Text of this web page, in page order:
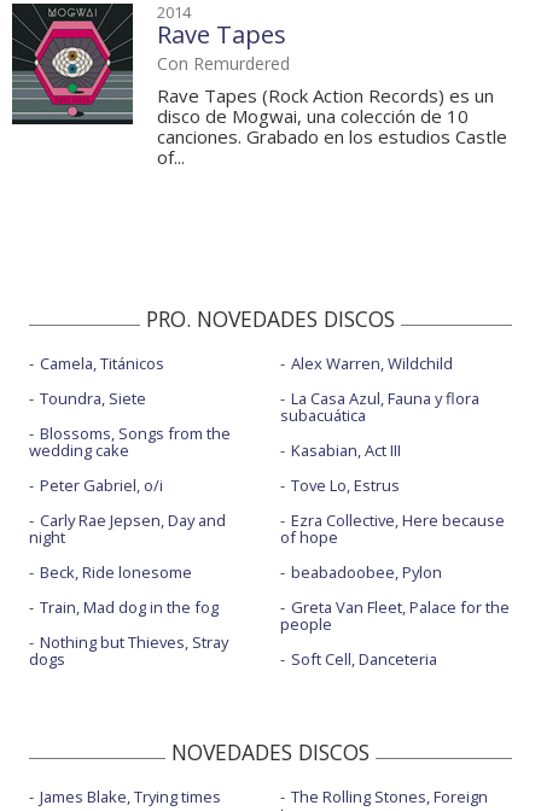
2014
Rave Tapes
Con Remurdered
Rave Tapes (Rock Action Records) es un
disco de Mogwai, una colección de 10
canciones. Grabado en los estudios Castle
of...
PRO. NOVEDADES DISCOS
Camela, Titánicos
Toundra, Siete
Blossoms, Songs from the
wedding cake
Peter Gabriel, o/i
Carly Rae Jepsen, Day and
night
Beck, Ride lonesome
Train, Mad dog in the fog
Nothing but Thieves, Stray
dogs
Alex Warren, Wildchild
La Casa Azul, Fauna y flora
subacuática
Kasabian, Act III
Tove Lo, Estrus
Ezra Collective, Here because
of hope
beabadoobee, Pylon
Greta Van Fleet, Palace for the
people
Soft Cell, Danceteria
NOVEDADES DISCOS
James Blake, Trying times
The Rolling Stones, Foreign